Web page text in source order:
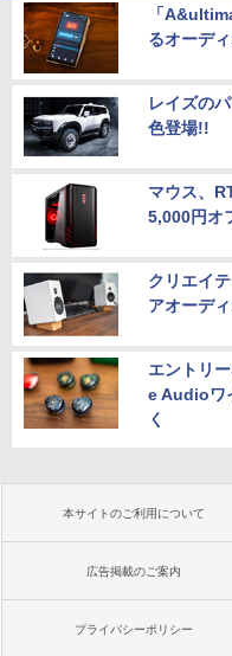
「
るオーデ
レイズの
色登場!!
マウス、
5,000円オ
クリエイ
アオーデ
エントリ
e Audioワ
く
本サイトのご利用について
広告掲載のご案内
プライバシーポリシー